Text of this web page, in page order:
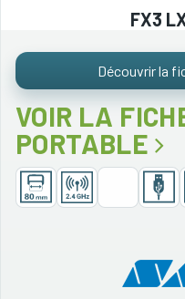
FX3
Découvrir la
VOIR LA
PORTABLE